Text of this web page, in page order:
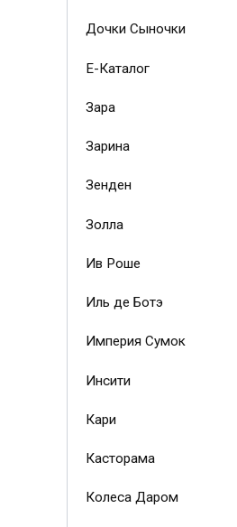
Дочки Сыночки
Е-Каталог
Зара
Зарина
Зенден
Золла
Ив Роше
Иль де Ботэ
Империя Сумок
Инсити
Кари
Касторама
Колеса Даром